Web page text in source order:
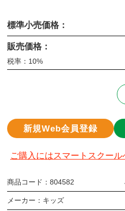
標準小売価格：
販売価格：
税率：10%
新規Web会員登録
ご購入にはスマートスクー
商品コード： 804582
メーカー： キッズ